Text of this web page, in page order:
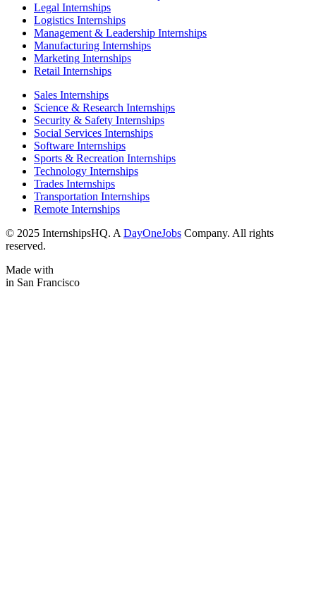
Legal Internships
Logistics Internships
Management & Leadership Internships
Manufacturing Internships
Marketing Internships
Retail Internships
Sales Internships
Science & Research Internships
Security & Safety Internships
Social Services Internships
Software Internships
Sports & Recreation Internships
Technology Internships
Trades Internships
Transportation Internships
Remote Internships
© 2025 InternshipsHQ. A DayOneJobs Company. All rights
reserved.
Made with
in San Francisco